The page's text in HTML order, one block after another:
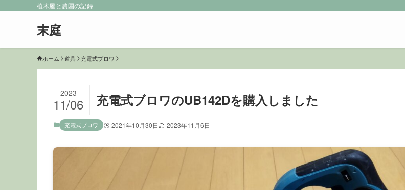
植木屋と農園の記録
末庭
ホーム 道具 充電式ブロワ
充電式ブロワのUB142Dを購入しました
2023
11/06
充電式ブロワ 2021年10月30日 2023年11月6日